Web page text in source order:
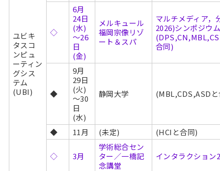
ユビキ
タスコ
ンピュ
ーティン
グシス
テム
(UBI)
◇
6月
24日
(水)
～26
日
(金)
メルキュール
福岡宗像リゾ
ート＆スパ
マルチメディア，
2026)シンポジウ
合同)
◆
9月
29日
(火)
～30
日
(水)
静岡大学 (MBL,CDS,ASD
◆ 11月 (未定) (HCIと合同)
◇ 3月
学術総合セン
ター／一橋記
念講堂
インタラクション